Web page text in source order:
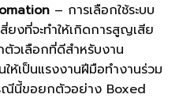
– การเลือกใช้ระบบ
ยงที่จะทำให้เกิดการสูญเสีย
ตัวเลือกที่ดีสำหรับงาน
เป็นแรงงานฝีมือทำงานร่วม
นี้ขอยกตัวอย่าง Boxed